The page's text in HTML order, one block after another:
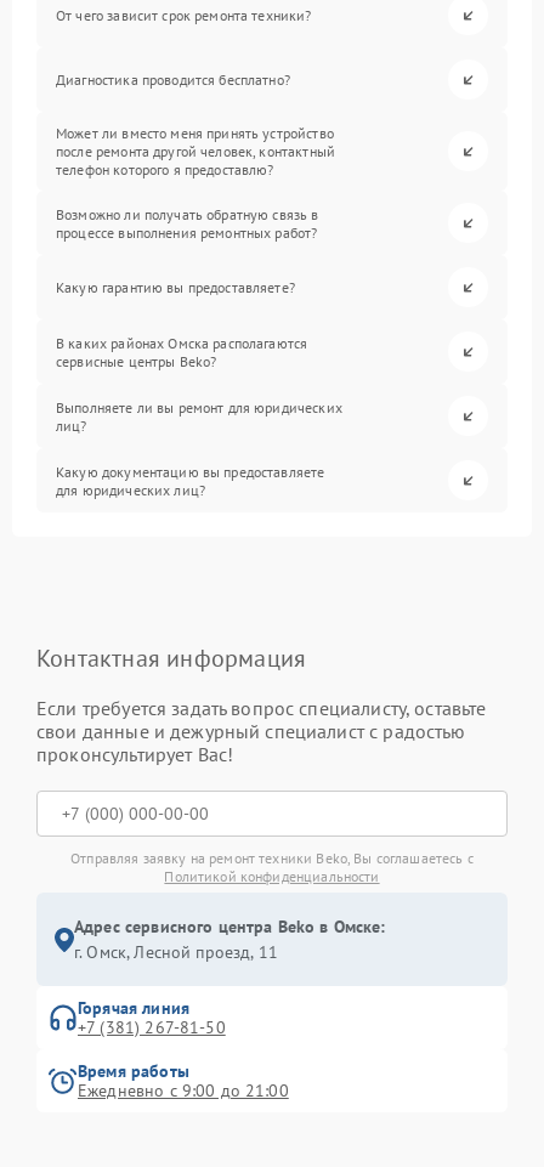
От чего зависит срок ремонта техники?
Диагностика проводится бесплатно?
Может ли вместо меня принять устройство
после ремонта другой человек, контактный
телефон которого я предоставлю?
Возможно ли получать обратную связь в
процессе выполнения ремонтных работ?
Какую гарантию вы предоставляете?
В каких районах Омска располагаются
сервисные центры Beko?
Выполняете ли вы ремонт для юридических
лиц?
Какую документацию вы предоставляете
для юридических лиц?
Контактная информация
Если требуется задать вопрос специалисту, оставьте
свои данные и дежурный специалист с радостью
проконсультирует Вас!
Отправляя заявку на ремонт техники Beko, Вы соглашаетесь с
Политикой конфиденциальности
Адрес сервисного центра Beko в Омске:
г. Омск, ​Лесной проезд, 11
Горячая линия
+7 (381) 267-81-50
Время работы
Ежедневно с 9:00 до 21:00